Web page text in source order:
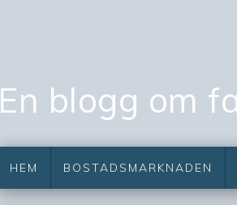
En blogg om
HEM BOSTADSMARKNADEN